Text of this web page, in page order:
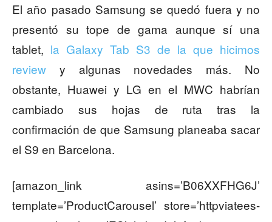
El año pasado Samsung se quedó fuera y no
presentó su tope de gama aunque sí una
tablet, la Galaxy Tab S3 de la que hicimos
review y algunas novedades más. No
obstante, Huawei y LG en el MWC habrían
cambiado sus hojas de ruta tras la
confirmación de que Samsung planeaba sacar
el S9 en Barcelona.
[amazon_link asins=’B06XXFHG6J’
template=’ProductCarousel’ store=’httpviatees-